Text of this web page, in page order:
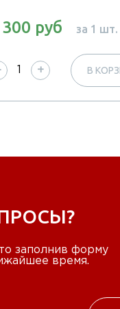
руб за 1 шт.
+ В
заполнив форму
время.